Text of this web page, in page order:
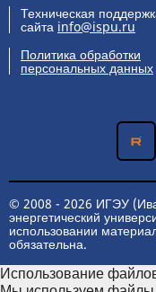
Техническая
сайта info@ispu.ru
Политика обработки
персональных данных
© 2008 - 2026 ИГЭУ
энергетический
использовании
обязательна.
Использование